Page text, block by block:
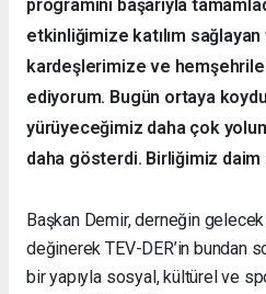
programını başarıyla
etkinliğimize katılım
kardeşlerimize ve
ediyorum. Bugün ortaya
yürüyeceğimiz daha çok
daha gösterdi. Birliğimiz daim
Başkan Demir, derneğin
değinerek TEV-DER’in bundan
bir yapıyla sosyal, kültürel ve